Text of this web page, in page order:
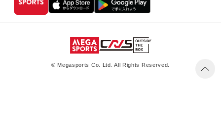
© Megasports Co. Ltd. All Rights Reserved.